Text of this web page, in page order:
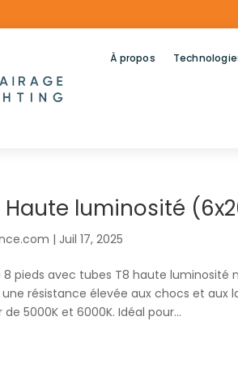
À propos
Haute luminosité
| Juil 17, 2025
pieds avec tubes T8 haute luminosité
résistance élevée aux chocs et aux
5000K et 6000K. Idéal pour...